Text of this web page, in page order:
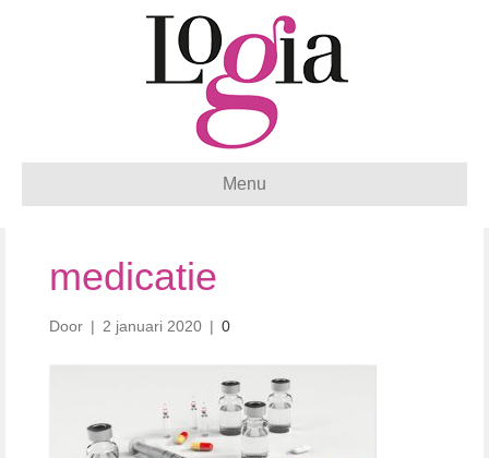
Menu
medicatie
Door | 2 januari 2020 | 0